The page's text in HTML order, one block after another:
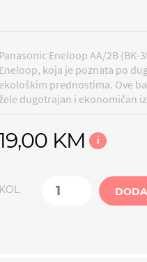
Panasonic Eneloop AA/2B (BK-
Eneloop, koja je poznata po
ekološkim prednostima. Ove
dugotrajan i ekonomičan
KM i
KOL